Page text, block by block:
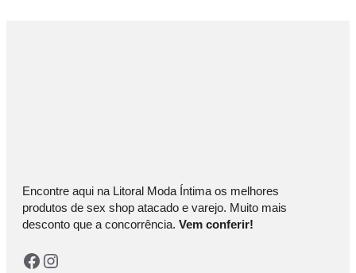
Encontre aqui na Litoral Moda Íntima os melhores
produtos de sex shop atacado e varejo. Muito mais
desconto que a concorrência. Vem conferir!
Facebook
Instagram